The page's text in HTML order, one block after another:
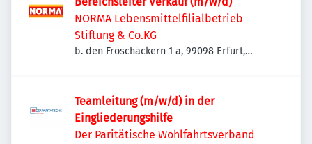
NORMA Lebensmittelfilialbetrieb
Stiftung & Co.KG
b. den Froschäckern 1 a, 99098 Erfurt,
Teamleitung (m/w/d) in der
Eingliederungshilfe
Der Paritätische Wohlfahrtsverband